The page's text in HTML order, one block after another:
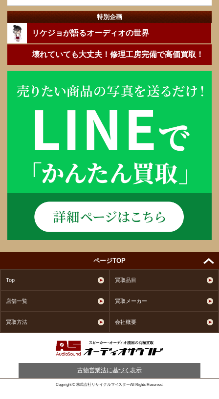
特別企画
リケジョが語るオーディオの世界
壊れていても大丈夫！修理工房完備で高価買取！
ページTOP
Top 買取品目
店舗一覧 買取メーカー
買取方法 会社概要
古物営業法に基づく表示
Copyright © 株式会社リサイクルマイスターAll Rights Reserved.